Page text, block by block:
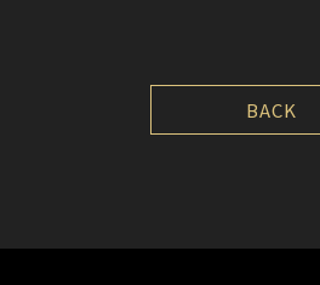
BACK